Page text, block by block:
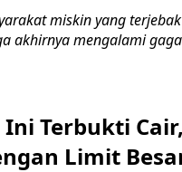
miskin yang
akhirnya mengalami
Ini Terbukti
Limit